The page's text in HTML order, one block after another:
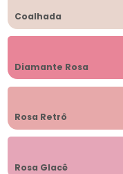
Coalhada
Diamante Rosa
Rosa Retrô
Rosa Glacê